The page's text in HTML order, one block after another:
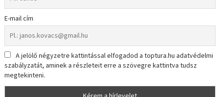
E-mail cím
A jelölő négyzetre kattintással elfogadod a toptura.hu adatvédelmi
szabályzatát, aminek a részleteit erre a szövegre kattintva tudsz
megtekinteni.